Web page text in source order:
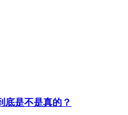
底是不是真的？